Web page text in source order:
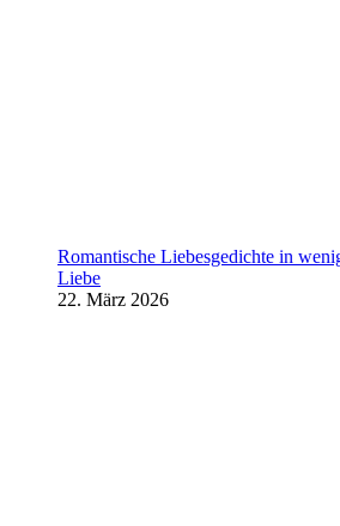
Romantische Liebesgedichte in
Liebe
22. März 2026